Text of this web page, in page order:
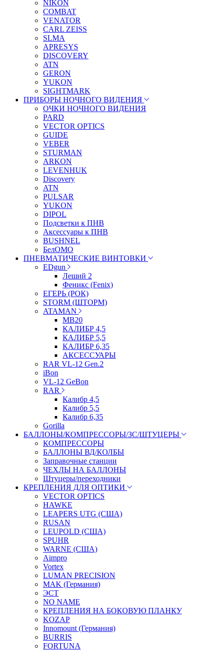
NIKON
COMBAT
VENATOR
CARL ZEISS
SLMA
APRESYS
DISCOVERY
ATN
GERON
YUKON
SIGHTMARK
ПРИБОРЫ НОЧНОГО ВИДЕНИЯ
ОЧКИ НОЧНОГО ВИДЕНИЯ
PARD
VECTOR OPTICS
GUIDE
VEBER
STURMAN
ARKON
LEVENHUK
Discovery
ATN
PULSAR
YUKON
DIPOL
Подсветки к ПНВ
Аксессуары к ПНВ
BUSHNEL
БелОМО
ПНЕВМАТИЧЕСКИЕ ВИНТОВКИ
EDgun
Леший 2
Феникс (Fenix)
ЕГЕРЬ (РОК)
STORM (ШТОРМ)
ATAMAN
МВ20
КАЛИБР 4,5
КАЛИБР 5,5
КАЛИБР 6,35
АКСЕССУАРЫ
RAR VL-12 Gen.2
iBon
VL-12 GeBon
RAR
Калибр 4,5
Калибр 5,5
Калибр 6,35
Gorilla
БАЛЛОНЫ/КОМПРЕССОРЫ/ЗС/ШТУЦЕРЫ
КОМПРЕССОРЫ
БАЛЛОНЫ ВД/КОЛБЫ
Заправочные станции
ЧЕХЛЫ НА БАЛЛОНЫ
Штуцеры/переходники
КРЕПЛЕНИЯ ДЛЯ ОПТИКИ
VECTOR OPTICS
HAWKE
LEAPERS UTG (США)
RUSAN
LEUPOLD (США)
SPUHR
WARNE (США)
Aimpro
Vortex
LUMAN PRECISION
MAK (Германия)
ЭСТ
NO NAME
КРЕПЛЕНИЯ НА БОКОВУЮ ПЛАНКУ
KOZAP
Innomount (Германия)
BURRIS
FORTUNA